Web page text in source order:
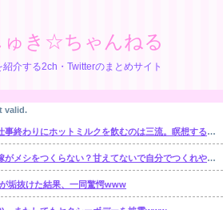
ゅき☆ちゃんねる
紹介する2ch・Twitterのまとめサイト
valid.
終わりにホットミルクを飲むのは三流。瞑想するのは二流
つくらない？甘えてないで自分でつくれやｗ」←これ正論なの？
垢抜けた結果、一同驚愕www